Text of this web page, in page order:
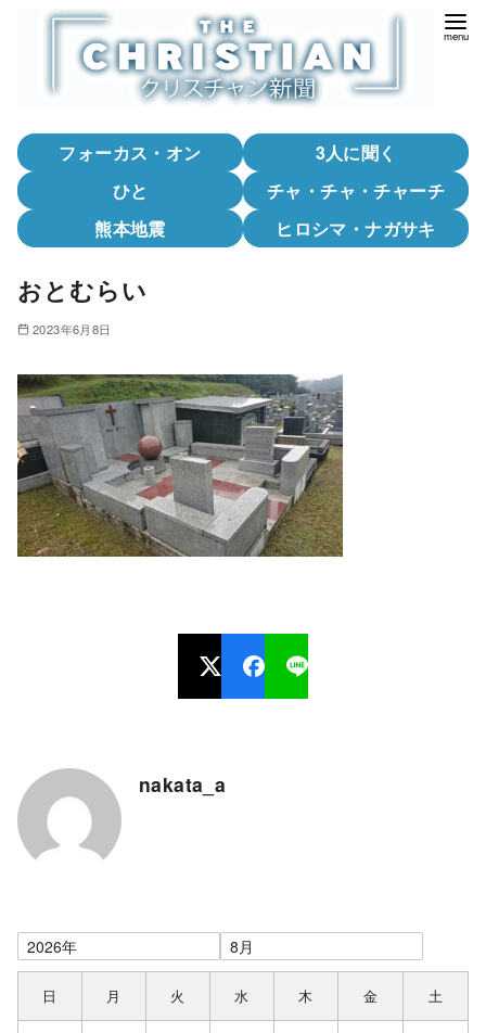
フォーカス・オン
3人に聞く
ひと
チャ・チャ・チャーチ
熊本地震
ヒロシマ・ナガサキ
おとむらい
2023年6月8日
nakata_a
日 月 火 水 木 金 土